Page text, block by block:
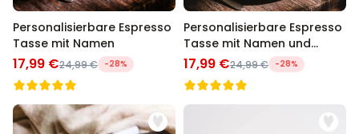
Personalisierbare Espresso
Tasse mit Namen
17,99 €24,99 € -28%
Personalisierbare Espresso
Tasse mit Namen und
Jahreszahl
17,99 €24,99 € -28%